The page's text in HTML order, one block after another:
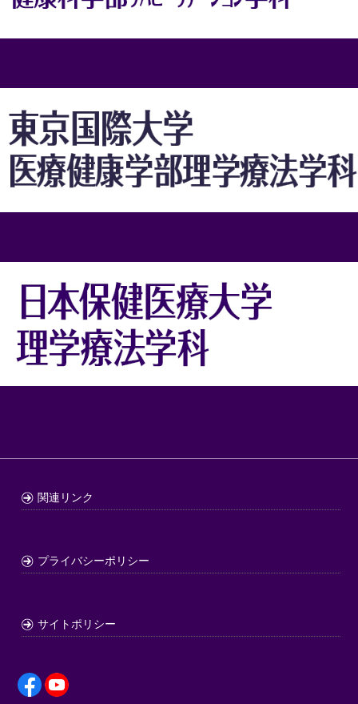
関連リンク
プライバシーポリシー
サイトポリシー